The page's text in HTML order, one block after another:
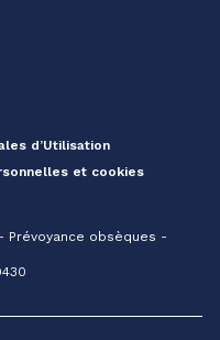
d’Utilisation
et cookies
Prévoyance obsèques -